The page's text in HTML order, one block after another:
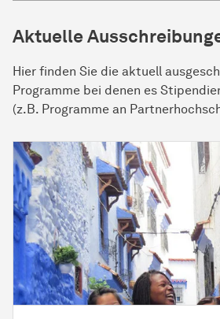
Aktuelle
Hier finden Sie die aktuell
Programme bei denen es
(z.B. Programme an